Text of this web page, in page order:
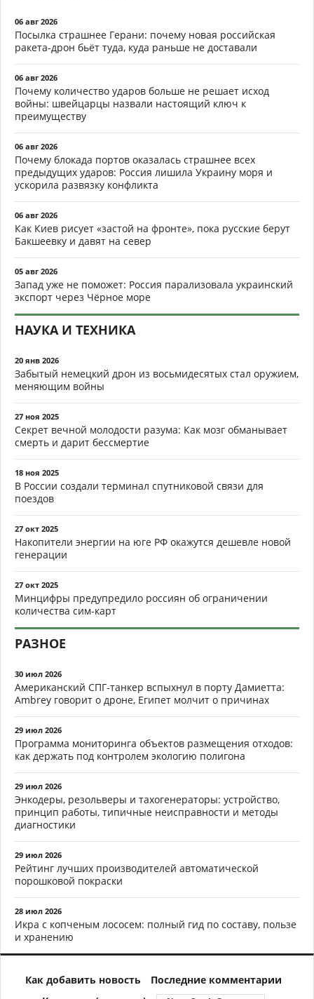
06 авг 2026
Посылка страшнее Герани: почему новая российская
ракета-дрон бьёт туда, куда раньше не доставали
06 авг 2026
Почему количество ударов больше не решает исход
войны: швейцарцы назвали настоящий ключ к
преимуществу
06 авг 2026
Почему блокада портов оказалась страшнее всех
предыдущих ударов: Россия лишила Украину моря и
ускорила развязку конфликта
06 авг 2026
Как Киев рисует «застой на фронте», пока русские берут
Бакшеевку и давят на север
05 авг 2026
Запад уже не поможет: Россия парализовала украинский
экспорт через Чёрное море
НАУКА И ТЕХНИКА
20 янв 2026
Забытый немецкий дрон из восьмидесятых стал оружием,
меняющим войны
27 ноя 2025
Секрет вечной молодости разума: Как мозг обманывает
смерть и дарит бессмертие
18 ноя 2025
В России создали терминал спутниковой связи для
поездов
27 окт 2025
Накопители энергии на юге РФ окажутся дешевле новой
генерации
27 окт 2025
Минцифры предупредило россиян об ограничении
количества сим-карт
РАЗНОЕ
30 июл 2026
Американский СПГ-танкер вспыхнул в порту Дамиетта:
Ambrey говорит о дроне, Египет молчит о причинах
29 июл 2026
Программа мониторинга объектов размещения отходов:
как держать под контролем экологию полигона
29 июл 2026
Энкодеры, резольверы и тахогенераторы: устройство,
принцип работы, типичные неисправности и методы
диагностики
29 июл 2026
Рейтинг лучших производителей автоматической
порошковой покраски
28 июл 2026
Икра с копченым лососем: полный гид по составу, пользе
и хранению
Как добавить новость
Последние комментарии